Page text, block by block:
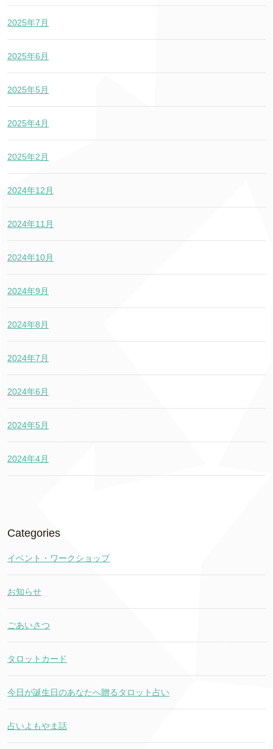
2025年7月
2025年6月
2025年5月
2025年4月
2025年2月
2024年12月
2024年11月
2024年10月
2024年9月
2024年8月
2024年7月
2024年6月
2024年5月
2024年4月
Categories
イベント・ワークショップ
お知らせ
ごあいさつ
タロットカード
今日が誕生日のあなたへ贈るタロット占い
占いよもやま話